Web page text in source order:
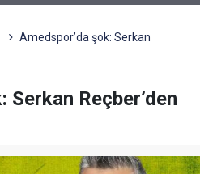
Amedspor’da şok: Serkan
Serkan Reçber’den